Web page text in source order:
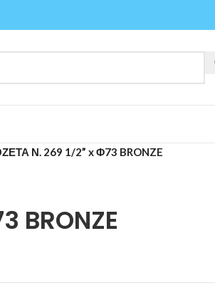
Ν. 269 1/2” x Φ73 BRONZE
BRONZE